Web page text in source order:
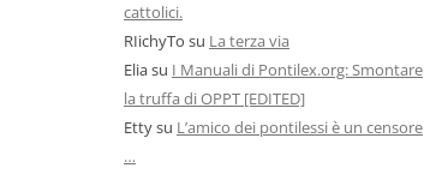
cattolici.
RIichyTo su La terza via
Eliasu I Manuali di Pontilex.org: Smontare
la truffa di OPPT [EDITED]
Ettysu L’amico dei pontilessi è un censore
…